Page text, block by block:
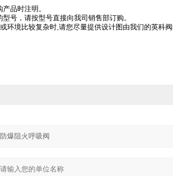
品时注明。
号，请按型号直接向我司销售部订购。
环境比较复杂时,请您尽量提供设计图由我们的英科阀